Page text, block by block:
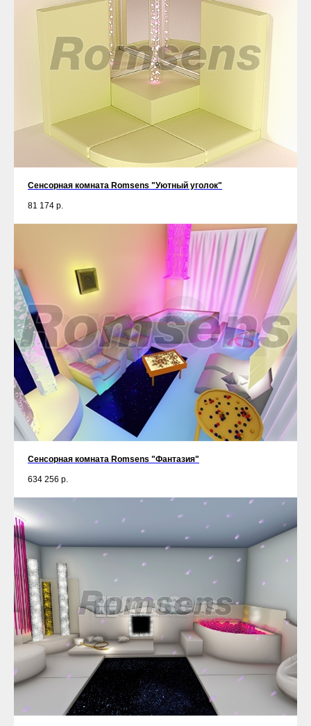
Сенсорная комната Romsens "Уютный уголок"
81 174 р.
Сенсорная комната Romsens "Фантазия"
634 256 р.